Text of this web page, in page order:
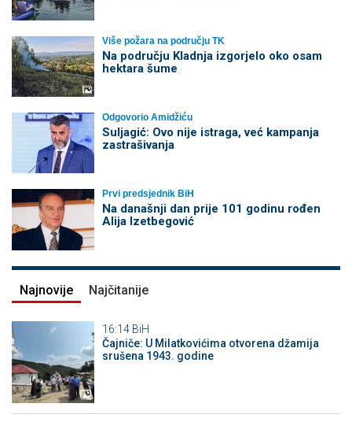
Više požara na području TK
Na području Kladnja izgorjelo oko osam
hektara šume
Odgovorio Amidžiću
Suljagić: Ovo nije istraga, već kampanja
zastrašivanja
Prvi predsjednik BiH
Na današnji dan prije 101 godinu rođen
Alija Izetbegović
Najnovije Najčitanije
16:14 BiH
Čajniče: U Milatkovićima otvorena džamija
srušena 1943. godine